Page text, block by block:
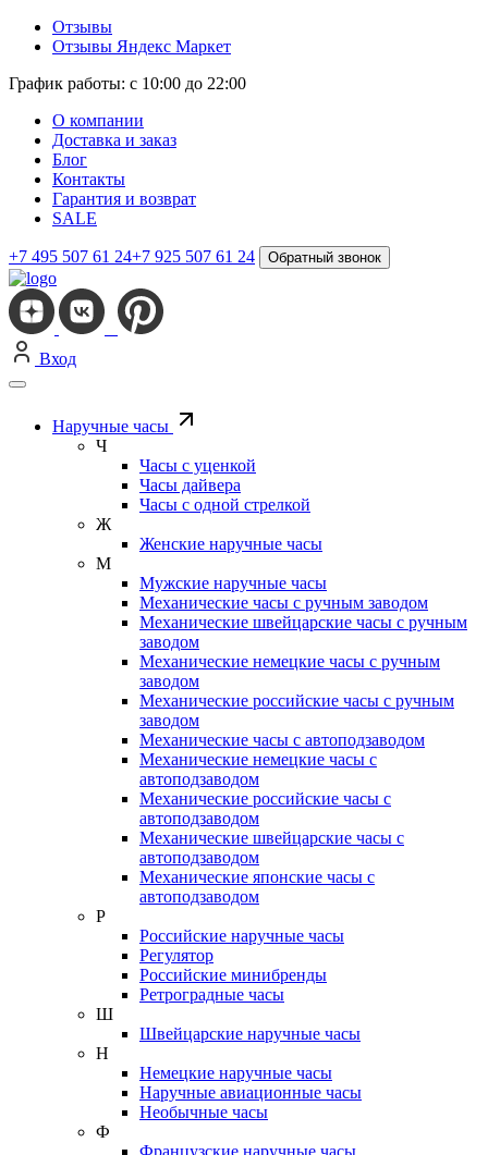
Отзывы
Отзывы Яндекс Маркет
График работы: с 10:00 до 22:00
О компании
Доставка и заказ
Блог
Контакты
Гарантия и возврат
SALE
+7 495 507 61 24+7 925 507 61 24 Обратный звонок
Вход
Наручные часы
Ч
Часы с уценкой
Часы дайвера
Часы с одной стрелкой
Ж
Женские наручные часы
М
Мужские наручные часы
Механические часы с ручным заводом
Механические швейцарские часы с ручным
заводом
Механические немецкие часы с ручным
заводом
Механические российские часы с ручным
заводом
Механические часы с автоподзаводом
Механические немецкие часы с
автоподзаводом
Механические российские часы с
автоподзаводом
Механические швейцарские часы с
автоподзаводом
Механические японские часы с
автоподзаводом
Р
Российские наручные часы
Регулятор
Российские минибренды
Ретроградные часы
Ш
Швейцарские наручные часы
Н
Немецкие наручные часы
Наручные авиационные часы
Необычные часы
Ф
Французские наручные часы